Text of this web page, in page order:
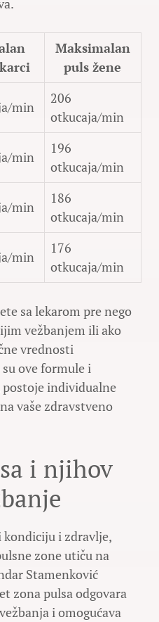
Maksimalan
puls žene
min
206
otkucaja/min
min
196
otkucaja/min
min
186
otkucaja/min
min
176
otkucaja/min
sa lekarom pre nego
vežbanjem ili ako
vrednosti
ove formule i
individualne
vaše zdravstveno
i njihov
i zdravlje,
zone utiču na
Stamenković
zona pulsa odgovara
i omogućava